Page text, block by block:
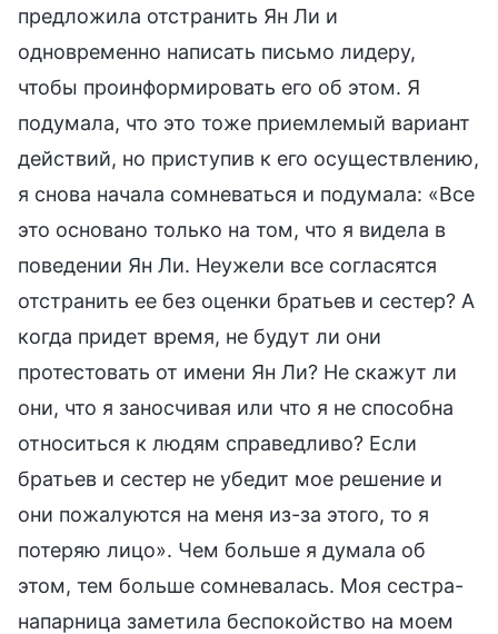
предложила отстранить Ян Ли и
одновременно написать письмо лидеру,
чтобы проинформировать его об этом. Я
подумала, что это тоже приемлемый вариант
действий, но приступив к его осуществлению,
я снова начала сомневаться и подумала: «Все
это основано только на том, что я видела в
поведении Ян Ли. Неужели все согласятся
отстранить ее без оценки братьев и сестер? А
когда придет время, не будут ли они
протестовать от имени Ян Ли? Не скажут ли
они, что я заносчивая или что я не способна
относиться к людям справедливо? Если
братьев и сестер не убедит мое решение и
они пожалуются на меня из-за этого, то я
потеряю лицо». Чем больше я думала об
этом, тем больше сомневалась. Моя сестра-
напарница заметила беспокойство на моем